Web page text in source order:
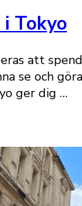
Tokyo
att
se och
ger dig …